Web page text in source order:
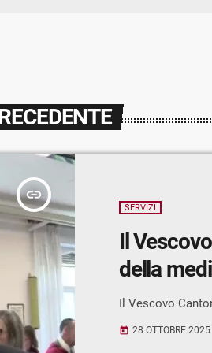
insert_link
SERVIZI
Il
della
Il Vescovo
today 28 OTTOBRE 2025